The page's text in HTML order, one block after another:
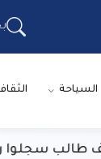
السياحة